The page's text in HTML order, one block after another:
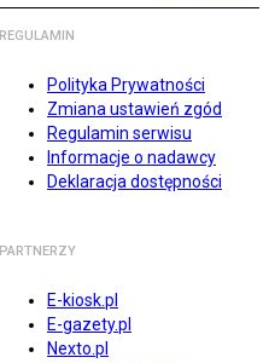
REGULAMIN
Polityka Prywatności
Zmiana ustawień zgód
Regulamin serwisu
Informacje o nadawcy
Deklaracja dostępności
PARTNERZY
E-kiosk.pl
E-gazety.pl
Nexto.pl